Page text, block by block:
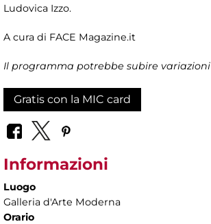
Ludovica Izzo.
A cura di FACE Magazine.it
Il programma potrebbe subire variazioni
Gratis con la MIC card
Informazioni
Luogo
Galleria d'Arte Moderna
Orario